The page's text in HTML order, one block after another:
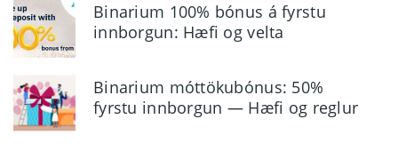
Binarium 100% bónus á fyrstu
innborgun: Hæfi og velta
Binarium móttökubónus: 50%
fyrstu innborgun — Hæfi og reglur